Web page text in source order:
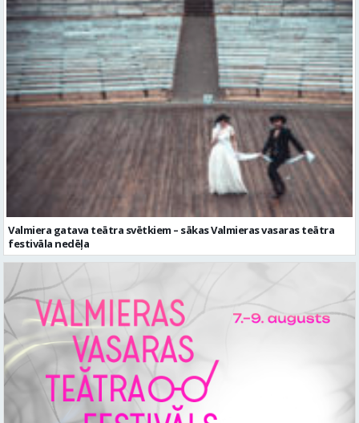
Valmiera gatava teātra svētkiem – sākas Valmieras vasaras teātra
festivāla nedēļa